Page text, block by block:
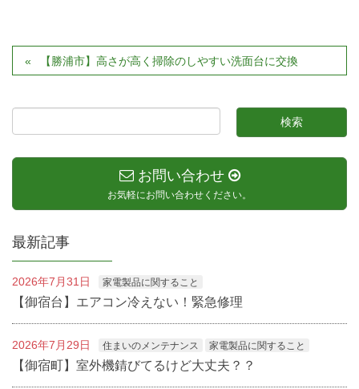
【勝浦市】高さが高く掃除のしやすい洗面台に交換
お問い合わせ
お気軽にお問い合わせください。
最新記事
2026年7月31日 家電製品に関すること
【御宿台】エアコン冷えない！緊急修理
2026年7月29日 住まいのメンテナンス 家電製品に関すること
【御宿町】室外機錆びてるけど大丈夫？？